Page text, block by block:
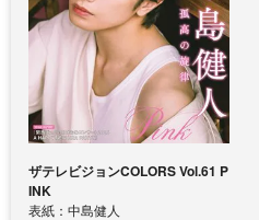
ザテレビジョンCOLORS Vol.61 P
INK
表紙：中島健人